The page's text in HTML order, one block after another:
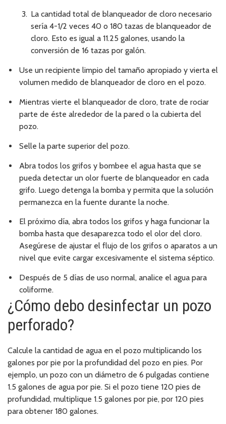
La cantidad total de blanqueador de cloro necesario
sería 4-1/2 veces 40 o 180 tazas de blanqueador de
cloro. Esto es igual a 11.25 galones, usando la
conversión de 16 tazas por galón.
Use un recipiente limpio del tamaño apropiado y vierta el
volumen medido de blanqueador de cloro en el pozo.
Mientras vierte el blanqueador de cloro, trate de rociar
parte de éste alrededor de la pared o la cubierta del
pozo.
Selle la parte superior del pozo.
Abra todos los grifos y bombee el agua hasta que se
pueda detectar un olor fuerte de blanqueador en cada
grifo. Luego detenga la bomba y permita que la solución
permanezca en la fuente durante la noche.
El próximo día, abra todos los grifos y haga funcionar la
bomba hasta que desaparezca todo el olor del cloro.
Asegúrese de ajustar el flujo de los grifos o aparatos a un
nivel que evite cargar excesivamente el sistema séptico.
Después de 5 días de uso normal, analice el agua para
coliforme.
¿Cómo debo desinfectar un pozo
perforado?
Calcule la cantidad de agua en el pozo multiplicando los
galones por pie por la profundidad del pozo en pies. Por
ejemplo, un pozo con un diámetro de 6 pulgadas contiene
1.5 galones de agua por pie. Si el pozo tiene 120 pies de
profundidad, multiplique 1.5 galones por pie, por 120 pies
para obtener 180 galones.